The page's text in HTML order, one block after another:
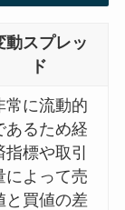
動スプレッ
ド
常に流動的
あるため経
指標や取引
によって売
と買値の差